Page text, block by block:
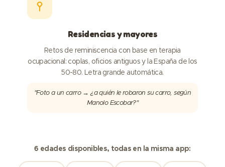
Residencias y mayores
Retos de reminiscencia con base en terapia
ocupacional: coplas, oficios antiguos y la España de los
50-80. Letra grande automática.
"Foto a un carro → ¿a quién le robaron su carro, según
Manolo Escobar?"
6 edades disponibles, todas en la misma app: